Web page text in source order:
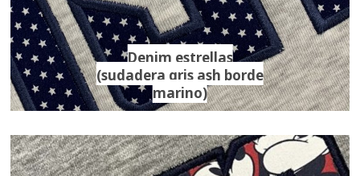
Denim estrellas
(sudadera gris ash borde
marino)